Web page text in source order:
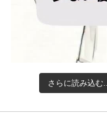
さらに読み込む...